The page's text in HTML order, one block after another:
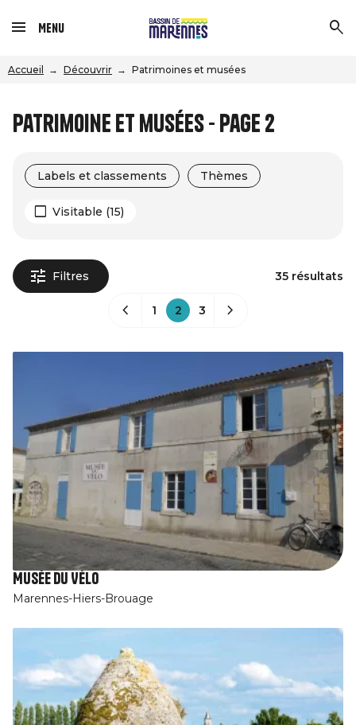
Menu
Accueil Découvrir Patrimoines et musées
Patrimoine et musées - Page 2
Labels et classements Thèmes
Visitable (15)
Filtres 35 résultats
1 2 3
Musée du Vélo
Marennes-Hiers-Brouage